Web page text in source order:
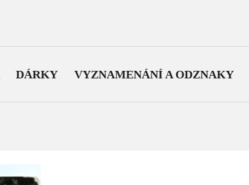
DÁRKY VYZNAMENÁNÍ A ODZNAKY